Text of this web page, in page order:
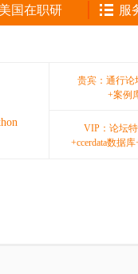
美国在职研 服
贵宾：通行论
+案例
VIP：论坛
+ccerdata数据